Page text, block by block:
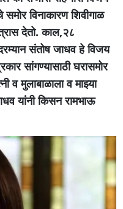
विनाकारण शिवीगाळ
देतो. काल,२८
संतोष जाधव हे विजय
सांगण्यासाठी घरासमोर
व मुलाबाळाला व माझ्या
यांनी किसन रामभाऊ